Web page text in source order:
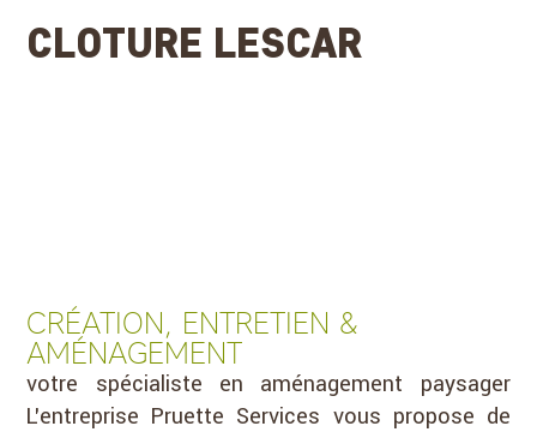
CLOTURE LESCAR
CRÉATION, ENTRETIEN &
AMÉNAGEMENT
votre spécialiste en aménagement paysager
L’entreprise Pruette Services vous propose de